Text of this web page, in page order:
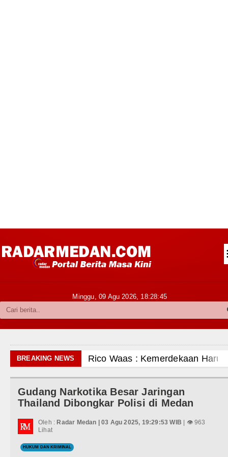
Kabupaten Karo
Politik
Olahraga
Minggu, 09 Agu 2026, 18:28:46
BREAKING NEWS
Rico Waas : Kemerdekaan Harus Dirasakan
Kurang dari 6 Jam, Polsek Kotarih Ringkus
Liverpool vs Monaco Laga Persahabatan di
Manchester City vs Atletico Madrid
Serapan Anggaran Terendah, Inspektorat Soroti
Gudang Narkotika Besar Jaringan
Thailand Dibongkar Polisi di Medan
Oleh : Radar Medan | 03 Agu 2025, 19:29:53 WIB | 👁 963
Lihat
HUKUM DAN KRIMINAL